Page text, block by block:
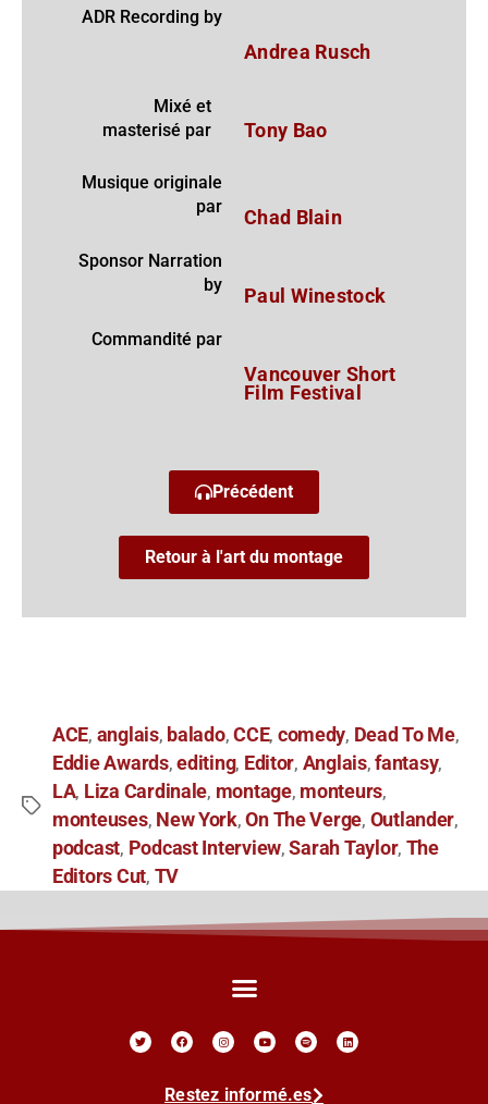
ADR Recording by
Andrea Rusch
Mixé et
masterisé par
Tony Bao
Musique originale
par
Chad Blain
Sponsor Narration
by
Paul Winestock
Commandité par
Vancouver Short
Film Festival
Précédent
Retour à l'art du montage
ACE, anglais, balado,CCE, comedy, Dead To Me,
Eddie Awards,editing, Editor, Anglais,fantasy,
LA, Liza Cardinale, montage, monteurs,
monteuses, New York,On The Verge, Outlander,
podcast, Podcast Interview,Sarah Taylor, The
Editors Cut, TV
Restez informé.es